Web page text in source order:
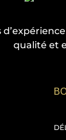
qualité et